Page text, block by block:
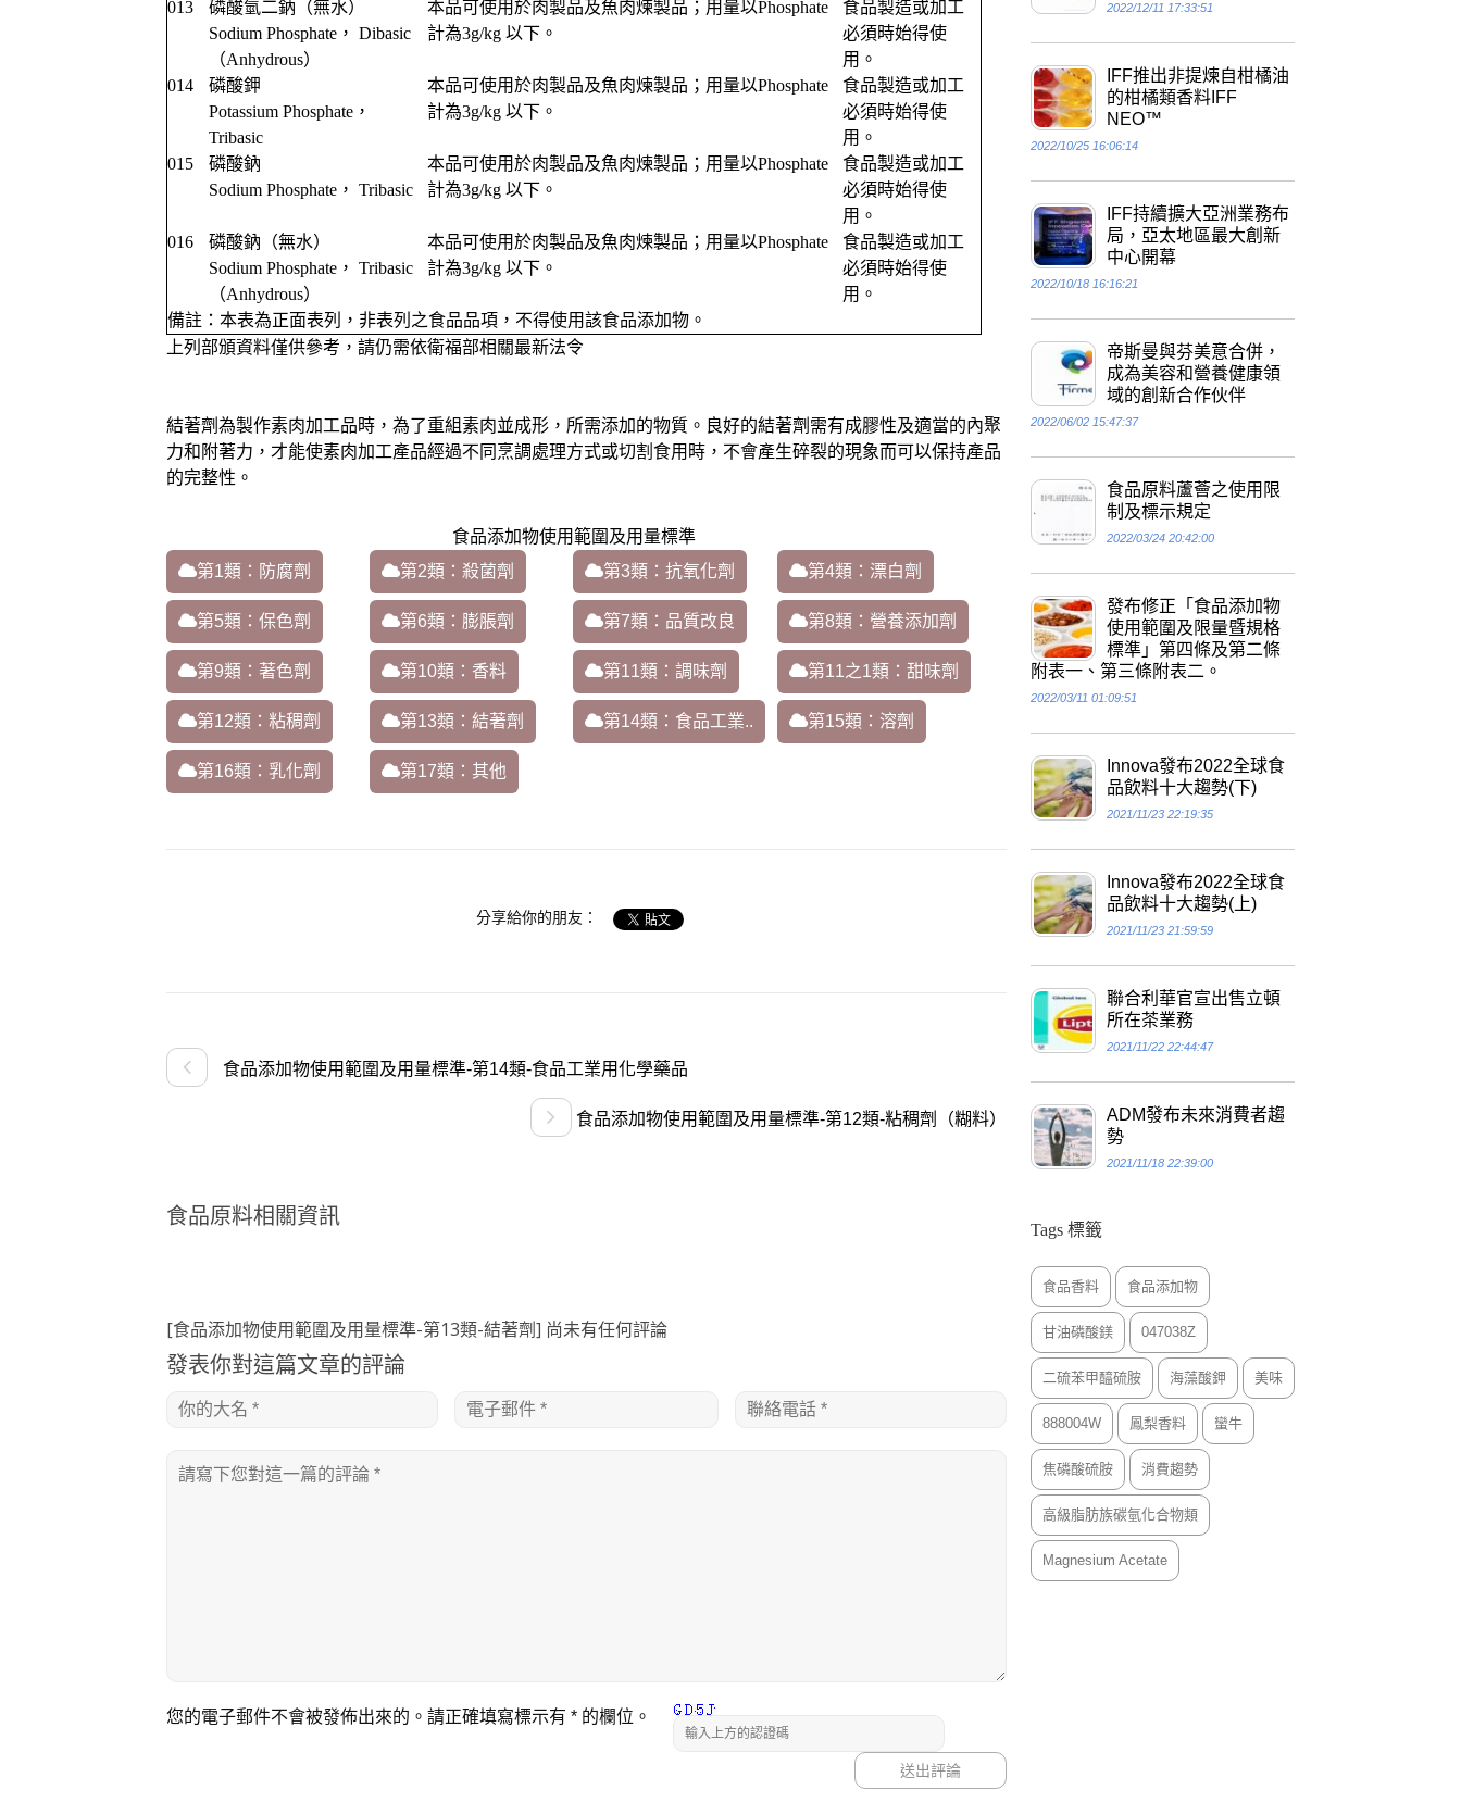
013
磷酸氫二鈉（無水）
Sodium Phosphate， Dibasic
（Anhydrous）
本品可使用於肉製品及魚肉煉製品；用量以Phosphate
計為3g/kg 以下。
食品製造或加工
必須時始得使
用。
014
磷酸鉀
Potassium Phosphate，
Tribasic
本品可使用於肉製品及魚肉煉製品；用量以Phosphate
計為3g/kg 以下。
食品製造或加工
必須時始得使
用。
015
磷酸鈉
Sodium Phosphate， Tribasic
本品可使用於肉製品及魚肉煉製品；用量以Phosphate
計為3g/kg 以下。
食品製造或加工
必須時始得使
用。
016
磷酸鈉（無水）
Sodium Phosphate， Tribasic
（Anhydrous）
本品可使用於肉製品及魚肉煉製品；用量以Phosphate
計為3g/kg 以下。
食品製造或加工
必須時始得使
用。
備註：本表為正面表列，非表列之食品品項，不得使用該食品添加物。
上列部頒資料僅供參考，請仍需依衛福部相關最新法令
結著劑為製作素肉加工品時，為了重組素肉並成形，所需添加的物質。良好的結著劑需有成膠性及適當的內聚
力和附著力，才能使素肉加工產品經過不同烹調處理方式或切割食用時，不會產生碎裂的現象而可以保持產品
的完整性。
食品添加物使用範圍及用量標準
第1類：防腐劑
第2類：殺菌劑 第3類：抗氧化劑 第4類：漂白劑
第5類：保色劑 第6類：膨脹劑 第7類：品質改良 第8類：營養添加劑
第9類：著色劑 第10類：香料 第11類：調味劑 第11之1類：甜味劑
第12類：粘稠劑 第13類：結著劑 第14類：食品工業.. 第15類：溶劑
第16類：乳化劑 第17類：其他
分享給你的朋友：
食品添加物使用範圍及用量標準-第14類-食品工業用化學藥品
食品添加物使用範圍及用量標準-第12類-粘稠劑（糊料）
食品原料相關資訊
[食品添加物使用範圍及用量標準-第13類-結著劑] 尚未有任何評論
發表你對這篇文章的評論
您的電子郵件不會被發佈出來的。請正確填寫標示有 *的欄位。
2022/12/11 17:33:51
IFF推出非提煉自柑橘油
的柑橘類香料IFF
NEO™
2022/10/25 16:06:14
IFF持續擴大亞洲業務布
局，亞太地區最大創新
中心開幕
2022/10/18 16:16:21
帝斯曼與芬美意合併，
成為美容和營養健康領
域的創新合作伙伴
2022/06/02 15:47:37
食品原料蘆薈之使用限
制及標示規定
2022/03/24 20:42:00
發布修正「食品添加物
使用範圍及限量暨規格
標準」第四條及第二條
附表一、第三條附表二。
2022/03/11 01:09:51
Innova發布2022全球食
品飲料十大趨勢(下)
2021/11/23 22:19:35
Innova發布2022全球食
品飲料十大趨勢(上)
2021/11/23 21:59:59
聯合利華官宣出售立頓
所在茶業務
2021/11/22 22:44:47
ADM發布未來消費者趨
勢
2021/11/18 22:39:00
Tags 標籤
食品香料 食品添加物
甘油磷酸鎂 047038Z
二硫苯甲醯硫胺 海藻酸鉀 美味
888004W 鳳梨香料 蠻牛
焦磷酸硫胺 消費趨勢
高級脂肪族碳氫化合物類
Magnesium Acetate